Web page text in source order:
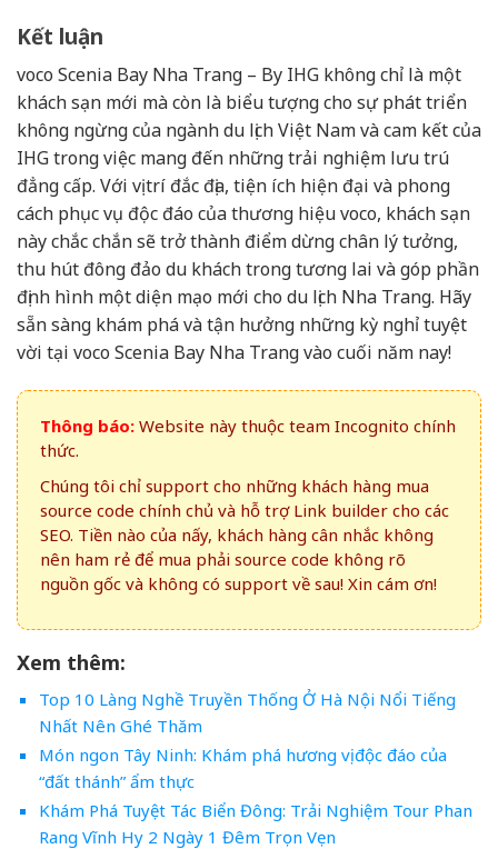
Kết luận
voco Scenia Bay Nha Trang – By IHG không chỉ là một
khách sạn mới mà còn là biểu tượng cho sự phát triển
không ngừng của ngành du lịch Việt Nam và cam kết của
IHG trong việc mang đến những trải nghiệm lưu trú
đẳng cấp. Với vị trí đắc địa, tiện ích hiện đại và phong
cách phục vụ độc đáo của thương hiệu voco, khách sạn
này chắc chắn sẽ trở thành điểm dừng chân lý tưởng,
thu hút đông đảo du khách trong tương lai và góp phần
định hình một diện mạo mới cho du lịch Nha Trang. Hãy
sẵn sàng khám phá và tận hưởng những kỳ nghỉ tuyệt
vời tại voco Scenia Bay Nha Trang vào cuối năm nay!
Thông báo: Website này thuộc team Incognito chính
thức.
Chúng tôi chỉ support cho những khách hàng mua
source code chính chủ và hỗ trợ Link builder cho các
SEO. Tiền nào của nấy, khách hàng cân nhắc không
nên ham rẻ để mua phải source code không rõ
nguồn gốc và không có support về sau! Xin cám ơn!
Xem thêm:
Top 10 Làng Nghề Truyền Thống Ở Hà Nội Nổi Tiếng
Nhất Nên Ghé Thăm
Món ngon Tây Ninh: Khám phá hương vị độc đáo của
“đất thánh” ẩm thực
Khám Phá Tuyệt Tác Biển Đông: Trải Nghiệm Tour Phan
Rang Vĩnh Hy 2 Ngày 1 Đêm Trọn Vẹn